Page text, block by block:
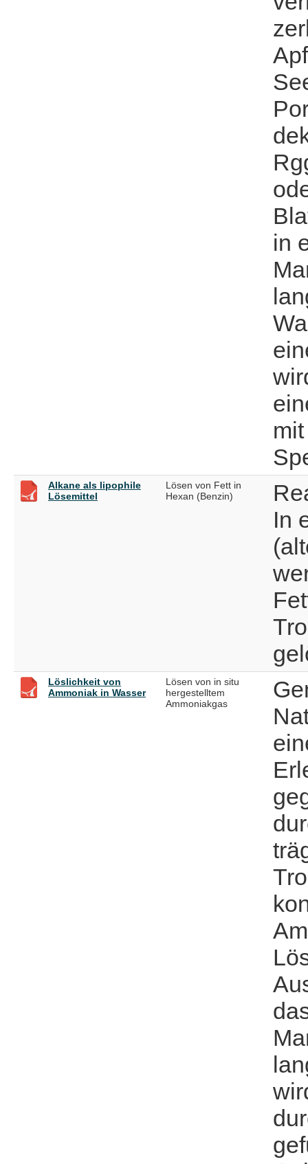
in
Alkane als lipophile
Lösemittel
Lösen von Fett in
Hexan (Benzin)
In
Löslichkeit von
Ammoniak in Wasser
Lösen von in situ
hergestelltem
Ammoniakgas